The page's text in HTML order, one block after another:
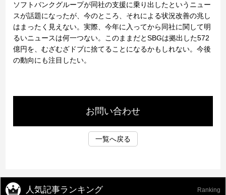
ソフトバンクグループが同社の支援に乗り出したというニュー
スが話題になったが、今のところ、それによる状況改善の兆し
はまったく見えない。実際、今年に入ってから同社に関して明
るいニュースは何一つない。このままだとSBGは拠出した572
億円を、むざむざドブに捨てることになるかもしれない。今後
の動向にも注目したい。
お問い合わせ
一覧へ戻る
人気記事ランキング Ranking